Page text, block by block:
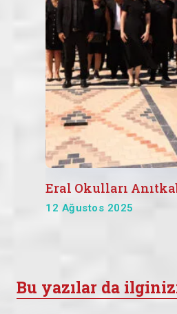
Eral Okulları
12 Ağustos 2025
Bu yazılar da